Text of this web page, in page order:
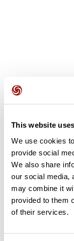
This website
We use cookies
provide social
We also share
our social media,
may combine it
provided to them
of their services.
Avis des